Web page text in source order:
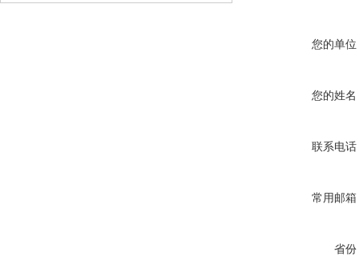
您的单位
您的姓名
联系电话
常用邮箱
省份